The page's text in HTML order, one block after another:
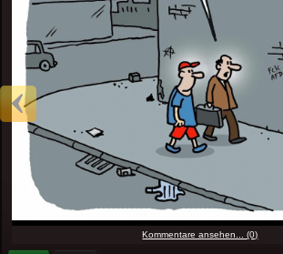
Kommentare ansehen... (0)